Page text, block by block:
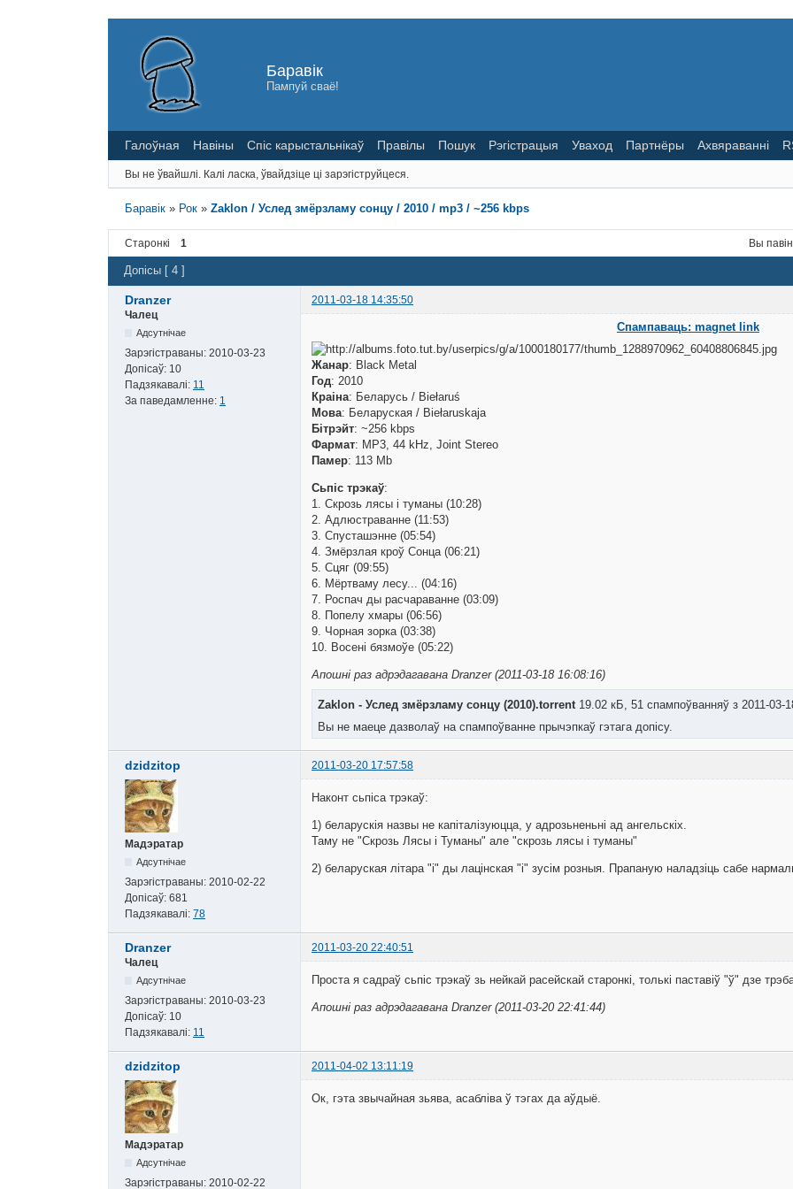
Баравік
Пампуй сваё!
Галоўная Навіны Спіс карыстальнікаў Правілы Пошук Рэгістрацыя Уваход Партнёры Ахвяраванні
Вы не ўвайшлі. Калі ласка, ўвайдзіце ці зарэгіструйцеся.
Баравік » Рок »Zaklon / Услед змёрзламу сонцу / 2010 / mp3 / ~256 kbps
Старонкі 1 Вы
Допісы [ 4 ]
Dranzer
2011-03-18 14:35:50
Чалец
Адсутнічае
Зарэгістраваны: 2010-03-23
Допісаў: 10
Падзякавалі: 11
За паведамленне: 1
Спампаваць: magnet link
Жанар: Black Metal
Год: 2010
Краіна: Беларусь / Biełaruś
Мова: Беларуская / Biełaruskaja
Бітрэйт: ~256 kbps
Фармат: MP3, 44 kHz, Joint Stereo
Памер: 113 Mb
Сьпіс трэкаў:
1. Скрозь лясы і туманы (10:28)
2. Адлюстраванне (11:53)
3. Спусташэнне (05:54)
4. Змёрзлая кроў Сонца (06:21)
5. Сцяг (09:55)
6. Мёртваму лесу... (04:16)
7. Роспач ды расчараванне (03:09)
8. Попелу хмары (06:56)
9. Чорная зорка (03:38)
10. Восені бязмоўе (05:22)
Апошні раз адрэдагавана Dranzer (2011-03-18 16:08:16)
Zaklon - Услед змёрзламу сонцу (2010).torrent19.02 кБ, 51 спампоўванняў з 2011-03-
Вы не маеце дазволаў на спампоўванне прычэпкаў гэтага допісу.
dzidzitop 2011-03-20 17:57:58
Мадэратар
Адсутнічае
Зарэгістраваны: 2010-02-22
Допісаў: 681
Падзякавалі: 78
Наконт сьпіса трэкаў:
1) беларускія назвы не капіталізуюцца, у адрозьненьні ад ангельскіх.
Таму не "Скрозь Лясы i Туманы" але "скрозь лясы і туманы"
2) беларуская літара "і" ды лацінская "i" зусім розныя. Прапаную наладзіць сабе
Dranzer
2011-03-20 22:40:51
Чалец
Адсутнічае
Зарэгістраваны: 2010-03-23
Допісаў: 10
Падзякавалі: 11
Проста я садраў сьпіс трэкаў зь нейкай расейскай старонкі, толькі паставіў "ў" дзе
Апошні раз адрэдагавана Dranzer (2011-03-20 22:41:44)
dzidzitop 2011-04-02 13:11:19
Мадэратар
Адсутнічае
Зарэгістраваны: 2010-02-22
Ок, гэта звычайная зьява, асабліва ў тэгах да аўдыё.